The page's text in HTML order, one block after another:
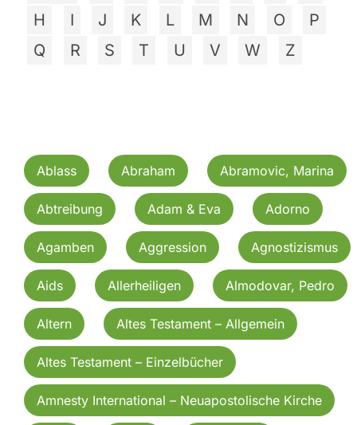
H
I J K L M N O
P
Q
R S T U V W Z
Ablass Abraham Abramovic, Marina
Abtreibung Adam & Eva Adorno
Agamben Aggression Agnostizismus
Aids Allerheiligen Almodovar, Pedro
Altern Altes Testament – Allgemein
Altes Testament – Einzelbücher
Amnesty International – Neuapostolische Kirche